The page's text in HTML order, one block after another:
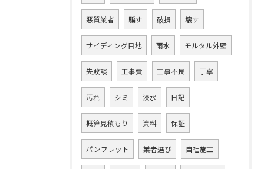
悪質業者 騙す 破損 壊す
サイディング目地 雨水 モルタル外壁
失敗談 工事費 工事不良 丁寧
汚れ シミ 浸水 日記
概算見積もり 資料 保証
パンフレット 業者選び 自社施工